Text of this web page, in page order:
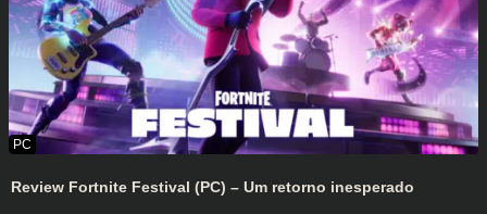
Review Fortnite Festival (PC) – Um retorno inesperado